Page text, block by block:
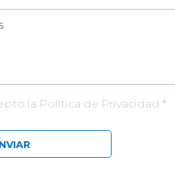
la Política de Privacidad *